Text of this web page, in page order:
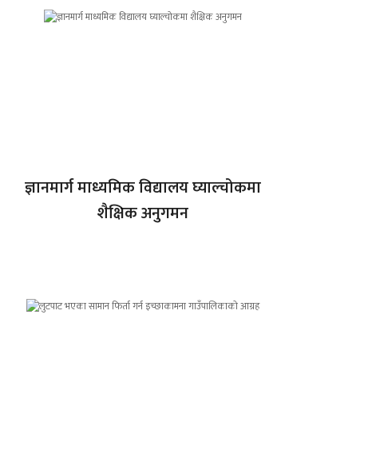
ज्ञानमार्ग माध्यमिक विद्यालय घ्याल्चोकमा
शैक्षिक अनुगमन